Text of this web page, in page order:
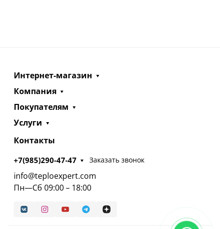
Интернет-магазин
Компания
Покупателям
Услуги
Контакты
+7(985)290-47-47 Заказать звонок
info@teploexpert.com
Пн—Сб 09:00 – 18:00